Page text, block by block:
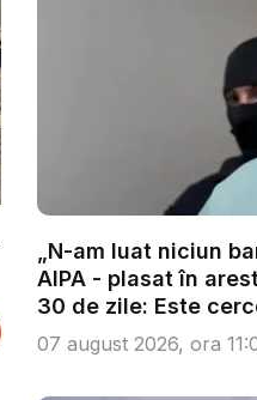
„N-am luat niciun
AIPA - plasat în
30 de zile: Este
07 august 2026, ora